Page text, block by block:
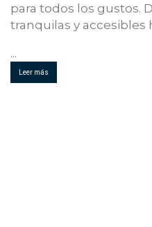
para todos los gustos.
tranquilas y accesibles
...
Leer más